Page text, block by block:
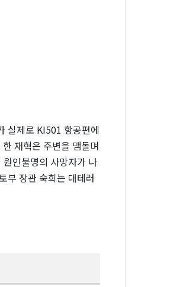
실제로 KI501 항공편에
재혁은 주변을 맴돌며
인불명의 사망자가 나
부 장관 숙희는 대테러